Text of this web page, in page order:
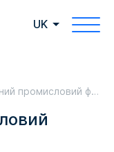
UK
форум 2026